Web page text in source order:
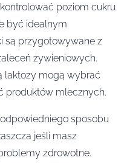
kontrolować poziom cukru
być idealnym
są przygotowywane z
żywieniowych.
laktozy mogą wybrać
produktów mlecznych.
sposobu
jeśli masz
zdrowotne.